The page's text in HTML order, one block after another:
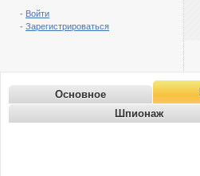
- Войти
- Зарегистрироваться
Основное
Шпионаж